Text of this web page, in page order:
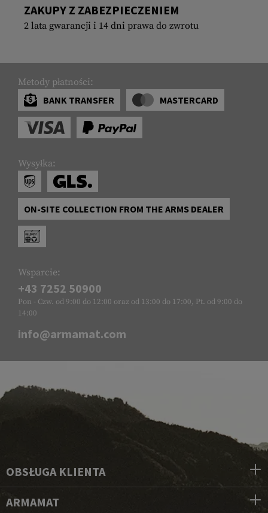
ZAKUPY Z ZABEZPIECZENIEM
2 lata gwarancji i 14 dni prawa do zwrotu
Metody płatności:
BANK TRANSFER
MASTERCARD
Wysyłka:
ON-SITE COLLECTION FROM THE ARMS DEALER
Wsparcie:
+43 7252 50900
Pon - Czw. od 9:00 do 12:00 oraz od 13:00 do 17:00, Pt. od 9:00 do
14:00
info@armamat.com
OBSŁUGA KLIENTA
ARMAMAT